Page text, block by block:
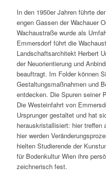
In den 1950er Jahren führte
engen Gassen der Wachauer
Wachaustraße wurde als
Emmersdorf führt die
Landschaftsarchitekt Herbert
der Neuorientierung und
beauftragt. Im Folder können
Gestaltungsmaßnahmen und
entdecken. Die Spuren seiner
Die Westeinfahrt von
Ursprunger gestaltet und hat
herauskristallisiert: hier treffen
hier werden
hielten Studierende der
für Bodenkultur Wien ihre
zeichnerisch fest.